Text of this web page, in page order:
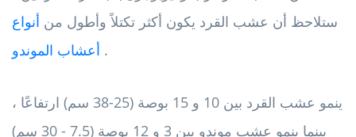
ستلاحظ أن عشب القرد يكون أكثر تكتلاً وأطول من أنواع
أعشاب الموندو .
ينمو عشب القرد بين 10 و 15 بوصة (25-38 سم) ارتفاعًا ،
بينما ينمو عشب موندو بين 3 و 12 بوصة (7.5 - 30 سم)